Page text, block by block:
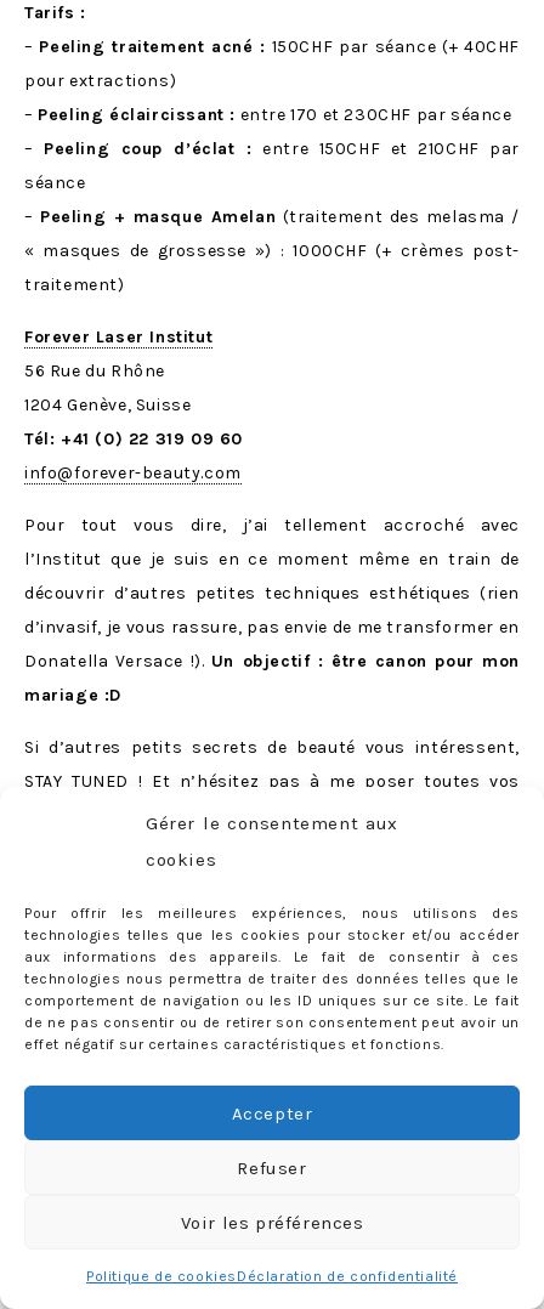
Gérer le consentement aux
cookies
Pour offrir les meilleures expériences, nous utilisons des
technologies telles que les cookies pour stocker et/ou accéder
aux informations des appareils. Le fait de consentir à ces
technologies nous permettra de traiter des données telles que le
comportement de navigation ou les ID uniques sur ce site. Le fait
de ne pas consentir ou de retirer son consentement peut avoir un
effet négatif sur certaines caractéristiques et fonctions.
Accepter
Refuser
Voir les préférences
Politique de cookies Déclaration de confidentialité
Tarifs :
– Peeling traitement acné : 150CHF par séance (+ 40CHF
pour extractions)
– Peeling éclaircissant : entre 170 et 230CHF par séance
– Peeling coup d’éclat : entre 150CHF et 210CHF par
séance
– Peeling + masque Amelan (traitement des melasma /
« masques de grossesse ») : 1000CHF (+ crèmes post-
traitement)
Forever Laser Institut
56 Rue du Rhône
1204 Genève, Suisse
Tél: +41 (0) 22 319 09 60
info@forever-beauty.com
Pour tout vous dire, j’ai tellement accroché avec
l’Institut que je suis en ce moment même en train de
découvrir d’autres petites techniques esthétiques (rien
d’invasif, je vous rassure, pas envie de me transformer en
Donatella Versace !). Un objectif : être canon pour mon
mariage :D
Si d’autres petits secrets de beauté vous intéressent,
STAY TUNED ! Et n’hésitez pas à me poser toutes vos
questions en commentaires. A très vite !
avis,cosmétologue, faire disparaitre cicatrices,
Forever Laser Institut,Geneve,Nadia Leonardi ,peaux
métissées ,peeling,Skin’eclipse,suisse ,test,
traitement
Faisons connaissance…